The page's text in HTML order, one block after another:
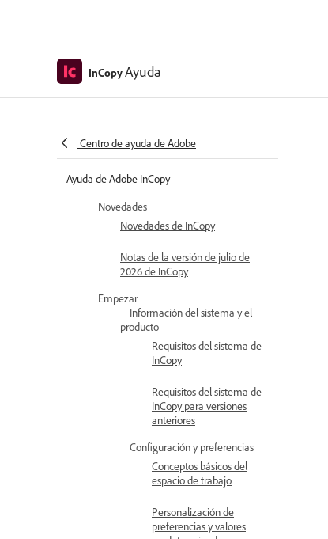
InCopyAyuda
Centro de ayuda de Adobe
Ayuda de Adobe InCopy
Novedades
Novedades de InCopy
Notas de la versión de julio de
2026 de InCopy
Empezar
Información del sistema y el
producto
Requisitos del sistema de
InCopy
Requisitos del sistema de
InCopy para versiones
anteriores
Configuración y preferencias
Conceptos básicos del
espacio de trabajo
Personalización de
preferencias y valores